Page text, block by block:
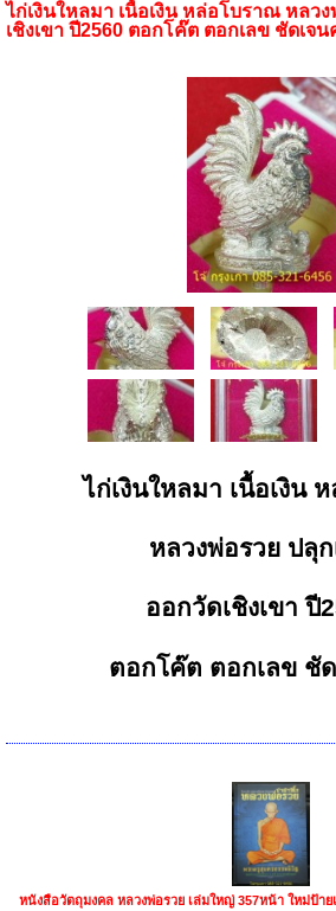
ไก่เงินใหลมา เนื้อเงิน หล่อโบราณ หลว
เชิงเขา ปี2560 ตอกโค๊ต ตอกเลข ชัดเจน
ไก่เงินใหลมา เนื้อเงิน
หลวงพ่อรวย ปลุก
ออกวัดเชิงเขา ปี
ตอกโค๊ต ตอกเลข ชั
หนังสือวัตถุมงคล หลวงพ่อรวย เล่มใหญ่ 357หน้า ใหม่ป้าย